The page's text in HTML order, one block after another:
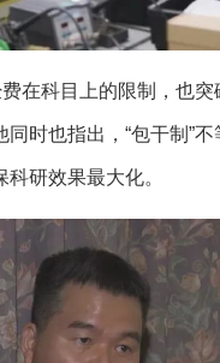
在科目上的限制，也
时也指出，“包干制”
研效果最大化。